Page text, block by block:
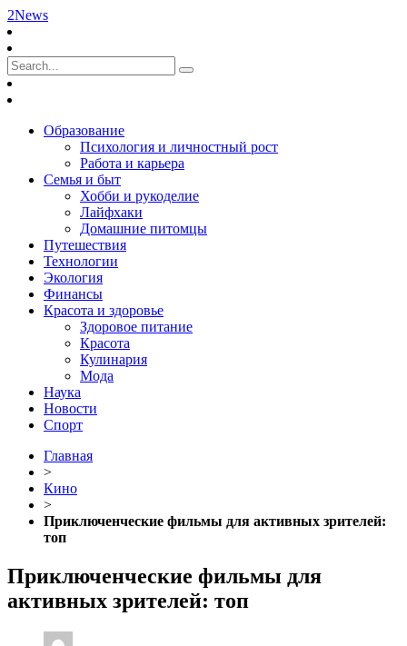
2News
Образование
Психология и личностный рост
Работа и карьера
Семья и быт
Хобби и рукоделие
Лайфхаки
Домашние питомцы
Путешествия
Технологии
Экология
Финансы
Красота и здоровье
Здоровое питание
Красота
Кулинария
Мода
Наука
Новости
Спорт
Главная
>
Кино
>
Приключенческие фильмы для активных зрителей:
топ
Приключенческие фильмы для
активных зрителей: топ